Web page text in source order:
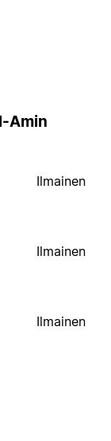
Amin
Ilmainen
Ilmainen
Ilmainen